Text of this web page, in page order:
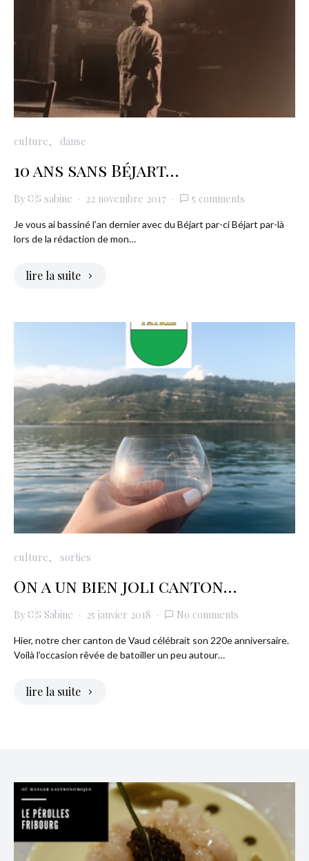
culture danse
10 ans sans Béjart…
By sabine 22 novembre 2017 5 comments
Je vous ai bassiné l’an dernier avec du Béjart par-ci Béjart par-là
lors de la rédaction de mon…
lire la suite
culture sorties
On a un bien joli canton…
By Sabine 25 janvier 2018 No comments
Hier, notre cher canton de Vaud célébrait son 220e anniversaire.
Voilà l’occasion rêvée de batoiller un peu autour…
lire la suite